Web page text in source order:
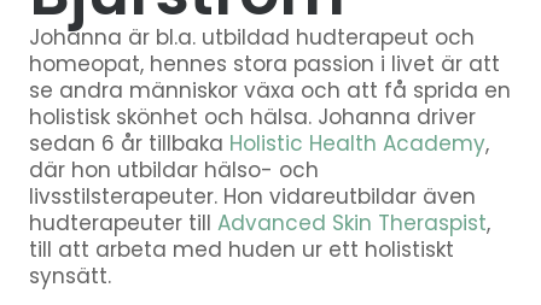
Johanna är bl.a. utbildad hudterapeut och
homeopat, hennes stora passion i livet är att
se andra människor växa och att få sprida en
holistisk skönhet och hälsa. Johanna driver
sedan 6 år tillbaka Holistic Health Academy,
där hon utbildar hälso- och
livsstilsterapeuter. Hon vidareutbildar även
hudterapeuter tillAdvanced Skin Theraspist,
till att arbeta med huden ur ett holistiskt
synsätt.